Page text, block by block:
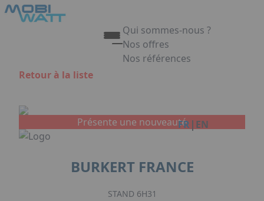
Aller au contenu principal
Qui sommes-nous ?
Nos offres
Nos références
FR | EN
Retour à la liste
Présente une nouveauté
BURKERT FRANCE
STAND 6H31
Panneau de gestion des cookies